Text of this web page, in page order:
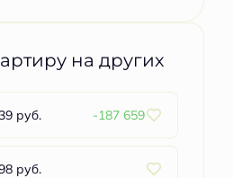
на других
руб. -187 659
руб.